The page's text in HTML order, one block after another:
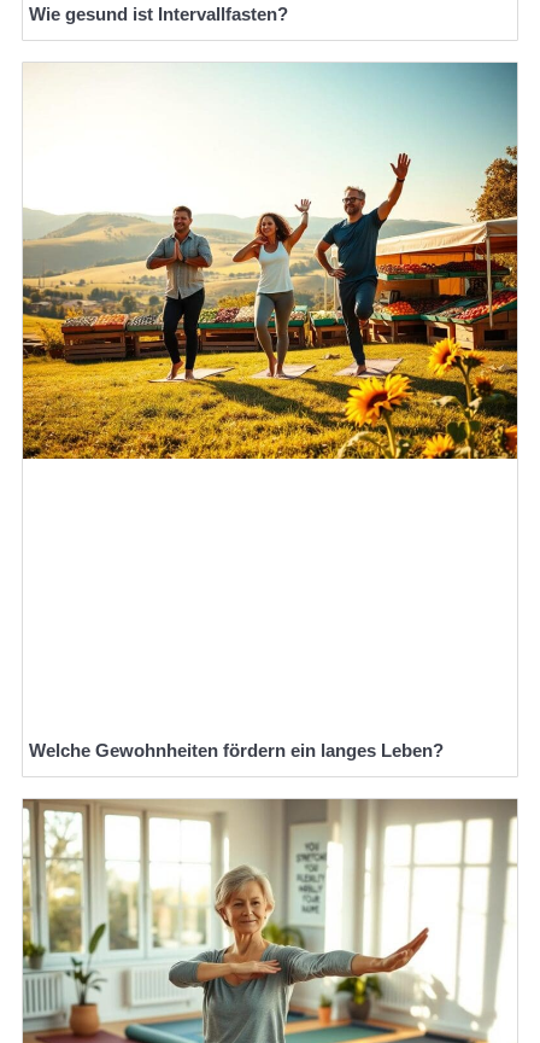
Wie gesund ist Intervallfasten?
Welche Gewohnheiten fördern ein langes Leben?